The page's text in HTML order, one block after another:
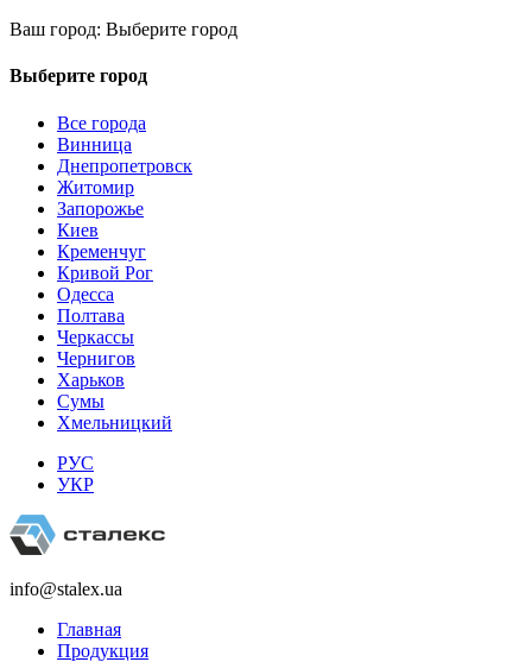
Ваш город: Выберите город
Выберите город
Все города
Винница
Днепропетровск
Житомир
Запорожье
Киев
Кременчуг
Кривой Рог
Одесса
Полтава
Черкассы
Чернигов
Харьков
Сумы
Хмельницкий
РУС
УКР
info@stalex.ua
Главная
Продукция